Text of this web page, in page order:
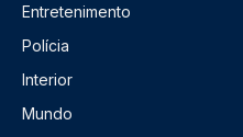
Entretenimento
Polícia
Interior
Mundo